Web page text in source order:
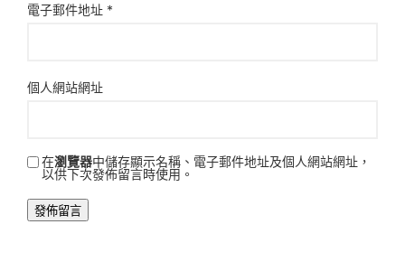
電子郵件地址 *
個人網站網址
在瀏覽器中儲存顯示名稱、電子郵件地址及個人網站網址，
以供下次發佈留言時使用。